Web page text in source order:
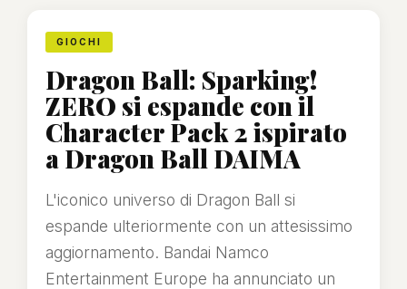
GIOCHI
Dragon Ball: Sparking!
ZERO si espande con il
Character Pack 2 ispirato
a Dragon Ball DAIMA
L'iconico universo di Dragon Ball si
espande ulteriormente con un attesissimo
aggiornamento. Bandai Namco
Entertainment Europe ha annunciato un